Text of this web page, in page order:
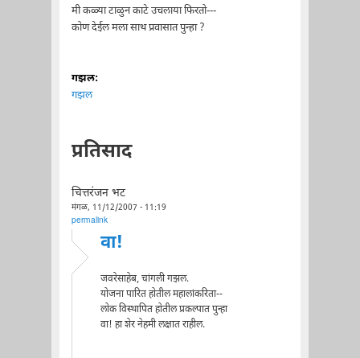
मी कळ्या टाळुन काटे उचलाया फिरतो---
कोण देईल मला साथ प्रवासात पुन्हा ?
गझल:
गझल
प्रतिसाद
चित्तरंजन भट
मंगळ, 11/12/2007 - 11:19
permalink
वा!
जवरेसाहेब, चांगली गझल.
योजना पारित होतील महालांकरिता--
लोक विस्थापित होतील प्रकल्पात पुन्हा
वा! हा शेर नेहमी लक्षात राहील.